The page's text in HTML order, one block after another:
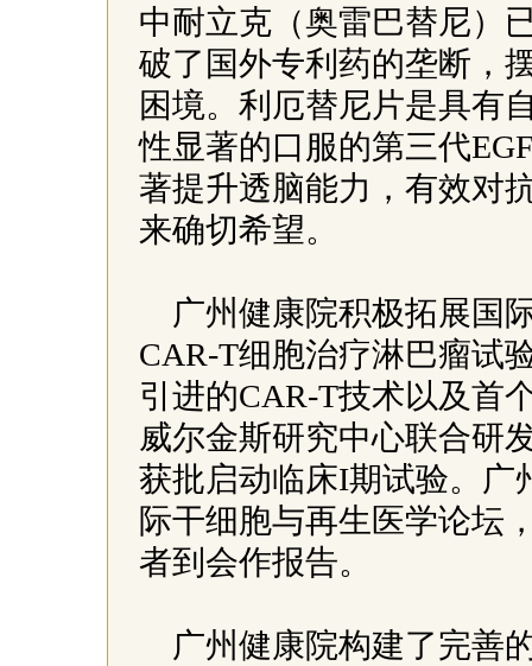
中耐立克（奥雷巴替尼）
破了国外专利药的垄断，
困境。利厄替尼片是具有
性显著的口服的第三代
著提升透脑能力，有效对
来确切希望。
广州健康院积极拓展国
CAR-T细胞治疗淋巴瘤试
引进的CAR-T技术以及首
威尔金斯研究中心联合研
获批启动临床I期试验。广
际干细胞与再生医学论坛
者到会作报告。
广州健康院构建了完善